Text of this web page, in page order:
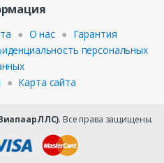
О нас
Гарантия
персональных
Карта сайта
. Все права защищены.